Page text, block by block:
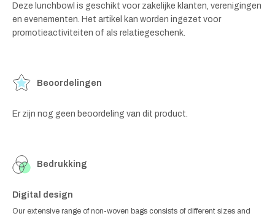
Deze lunchbowl is geschikt voor zakelijke klanten, verenigingen
en evenementen. Het artikel kan worden ingezet voor
promotieactiviteiten of als relatiegeschenk.
Beoordelingen
Er zijn nog geen beoordeling van dit product.
Bedrukking
Digital design
Our extensive range of non-woven bags consists of different sizes and